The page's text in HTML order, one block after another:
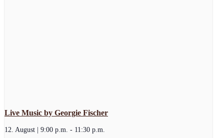
Live Music by Georgie Fischer
12. August | 9:00 p.m. - 11:30 p.m.